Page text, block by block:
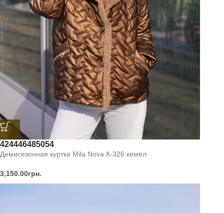
424446485054
Демисезонная куртка Mila Nova К-326 кемел
3,150.00грн.